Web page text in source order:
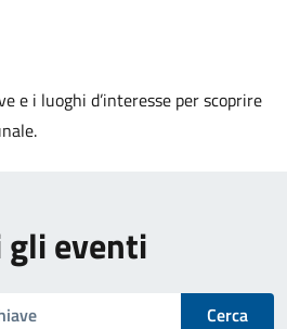
e i luoghi d’interesse per scoprire
eventi
Cerca